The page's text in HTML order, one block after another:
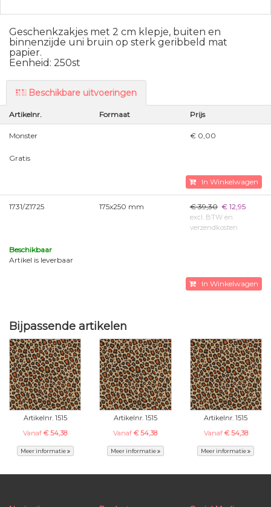
Geschenkzakjes met 2 cm klepje, buiten en
binnenzijde uni bruin op sterk geribbeld mat
papier.
Eenheid: 250st
Beschikbare uitvoeringen
Artikelnr. Formaat Prijs
Monster € 0,00
Gratis
In Winkelwagen
1731/Z1725 175x250 mm € 39,30 € 12,95
excl. BTW en
verzendkosten
Beschikbaar
Artikel is leverbaar
In Winkelwagen
Bijpassende artikelen
Artikelnr. 1515
Vanaf€ 54,38
Meer informatie
Artikelnr. 1515
Vanaf€ 54,38
Meer informatie
Artikelnr. 1515
Vanaf € 54,38
Meer informatie